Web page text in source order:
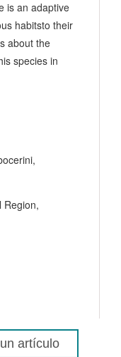
is an adaptive
habitsto their
about the
species in
Region,
artículo